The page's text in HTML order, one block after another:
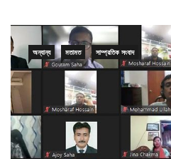
অন্যান্য মতামত সাম্প্রতিক সংবাদ